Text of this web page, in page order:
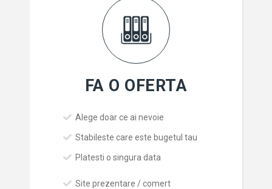
FA O OFERTA
Alege doar ce ai nevoie
Stabileste care este bugetul tau
Platesti o singura data
Site prezentare / comert